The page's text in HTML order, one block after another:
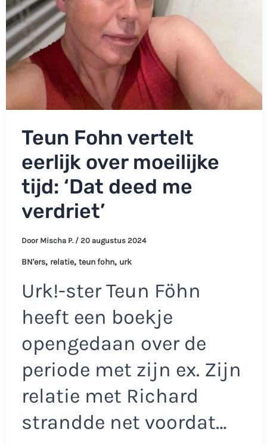
Teun Fohn vertelt
eerlijk over moeilijke
tijd: ‘Dat deed me
verdriet’
Door Mischa P. / 20 augustus 2024
BN'ers, relatie, teun fohn, urk
Urk!-ster Teun Föhn
heeft een boekje
opengedaan over de
periode met zijn ex. Zijn
relatie met Richard
strandde net voordat…